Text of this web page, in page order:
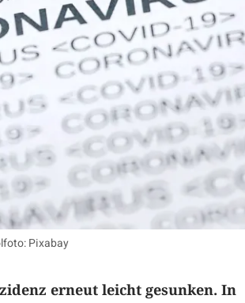
Pixabay
erneut leicht gesunken. In